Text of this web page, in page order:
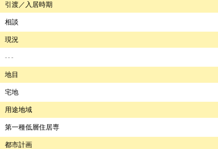
引渡／入居時期
相談
現況
---
地目
宅地
用途地域
第一種低層住居専
都市計画